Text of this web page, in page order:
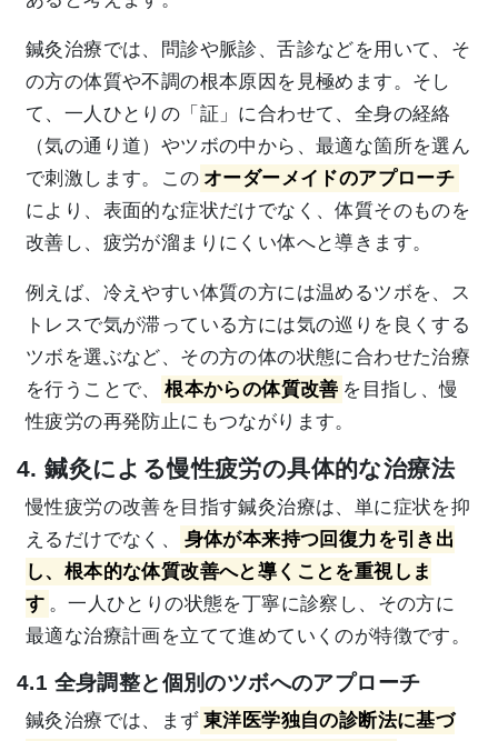
鍼灸治療では、問診や脈診、舌診などを用いて、そ
の方の体質や不調の根本原因を見極めます。そし
て、一人ひとりの「証」に合わせて、全身の経絡
（気の通り道）やツボの中から、最適な箇所を選ん
で刺激します。この オーダーメイドのアプローチ
により、表面的な症状だけでなく、体質そのものを
改善し、疲労が溜まりにくい体へと導きます。
例えば、冷えやすい体質の方には温めるツボを、ス
トレスで気が滞っている方には気の巡りを良くする
ツボを選ぶなど、その方の体の状態に合わせた治療
を行うことで、
根本からの体質改善 を目指し、慢
性疲労の再発防止にもつながります。
4. 鍼灸による慢性疲労の具体的な治療法
慢性疲労の改善を目指す鍼灸治療は、単に症状を抑
えるだけでなく、
身体が本来持つ回復力を引き出
し、根本的な体質改善へと導くことを重視しま
す 。一人ひとりの状態を丁寧に診察し、その方に
最適な治療計画を立てて進めていくのが特徴です。
4.1 全身調整と個別のツボへのアプローチ
鍼灸治療では、まず 東洋医学独自の診断法に基づ